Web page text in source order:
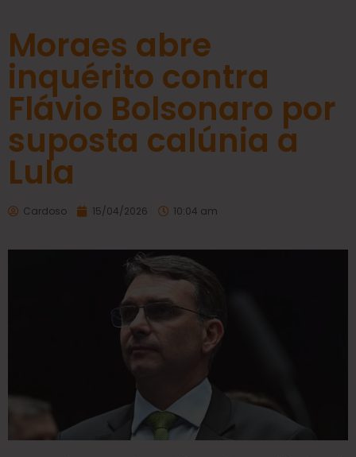
Moraes abre
inquérito contra
Flávio Bolsonaro por
suposta calúnia a
Lula
Cardoso 15/04/2026 10:04 am